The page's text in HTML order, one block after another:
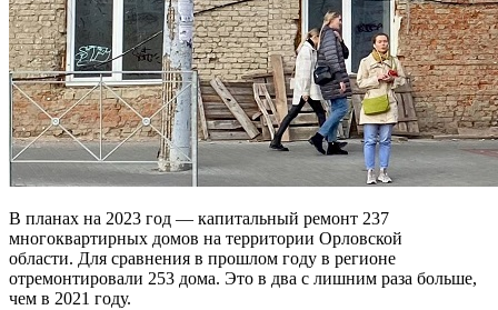
В планах на 2023 год — капитальный ремонт 237
многоквартирных домов на территории Орловской
области. Для сравнения в прошлом году в регионе
отремонтировали 253 дома. Это в два с лишним раза больше,
чем в 2021 году.